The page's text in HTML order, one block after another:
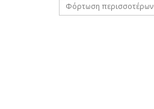
Φόρτωση περισσοτέρων